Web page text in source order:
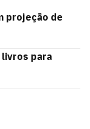
projeção de
livros para